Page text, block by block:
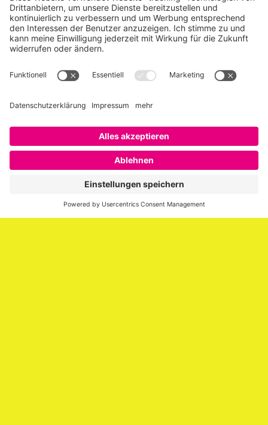
Über SAATKORN
SAATKORN ist der Blog von Gero Hesse. Seit 2009 schreibt
er über die Themen Employer Branding,